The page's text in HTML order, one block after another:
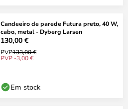
Candeeiro de parede Futura preto, 40 W,
cabo, metal - Dyberg Larsen
130,00 €
PVP133,00 €
PVP -3,00 €
Em stock